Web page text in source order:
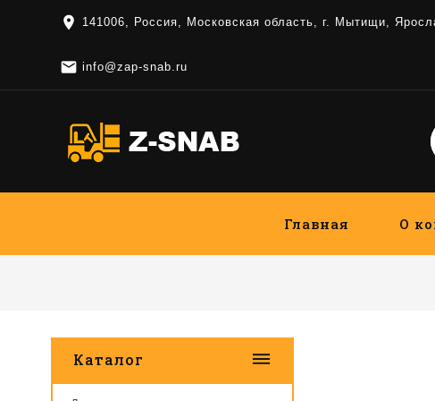
location_on 141006, Россия, Московская область, г. Мытищи,
 info@zap-snab.ru
Главная О
Каталог dehaze